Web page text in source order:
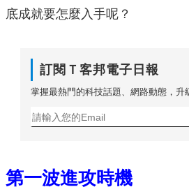
底成就要怎麼入手呢？
訂閱Ｔ客邦電子日報
掌握最熱門的科技話題、網路動態，升
第一波進攻時機